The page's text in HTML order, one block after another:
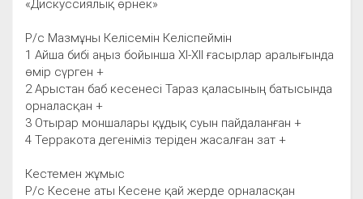
«Дискуссиялық өрнек»
Р/с Мазмұны Келісемін Келіспеймін
1 Айша бибі аңыз бойынша ХІ-ХІІ ғасырлар аралығында
өмір сүрген +
2 Арыстан баб кесенесі Тараз қаласының батысында
орналасқан +
3 Отырар моншалары құдық суын пайдаланған +
4 Терракота дегеніміз теріден жасалған зат +
Кестемен жұмыс
Р/с Кесене аты Кесене қай жерде орналасқан